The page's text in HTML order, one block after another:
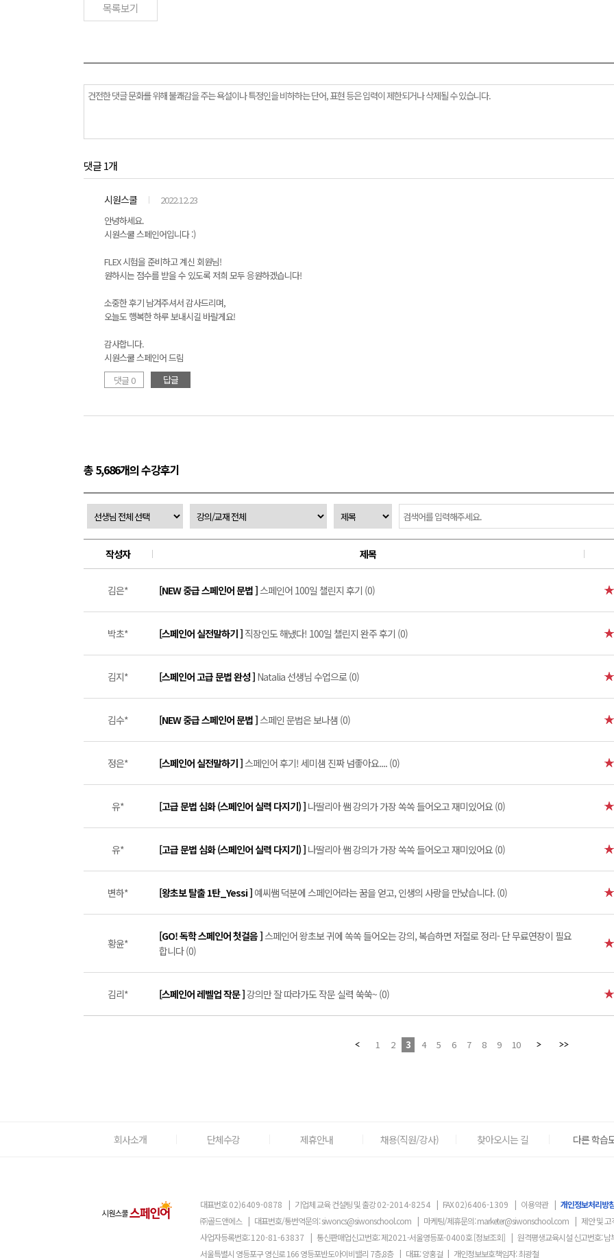
목록보기
댓글 1개
시원스쿨
2022.12.23
안녕하세요.
시원스쿨 스페인어입니다 :)
FLEX 시험을 준비하고 계신 회원님!
원하시는 점수를 받을 수 있도록 저희 모두 응원하겠습니다!
소중한 후기 남겨주셔서 감사드리며,
오늘도 행복한 하루 보내시길 바랄게요!
감사합니다.
시원스쿨 스페인어 드림
댓글 0
답글
총 5,686개의 수강후기
작성자 제목
김은* [NEW 중급 스페인어 문법 ]스페인어 100일 챌린지 후기 (0)
박초* [스페인어 실전말하기 ] 직장인도 해냈다! 100일 챌린지 완주 후기 (0)
김지* [스페인어 고급 문법 완성 ] Natalia 선생님 수업으로 (0)
김수* [NEW 중급 스페인어 문법 ]스페인 문법은 보나샘 (0)
정은* [스페인어 실전말하기 ]스페인어 후기! 세미샘 진짜 넘좋아요.... (0)
유* [고급 문법 심화 (스페인어 실력 다지기) ] 나딸리아 쌤 강의가 가장 쏙쏙 들어오고 재미있어요 (0)
유* [고급 문법 심화 (스페인어 실력 다지기) ] 나딸리아 쌤 강의가 가장 쏙쏙 들어오고 재미있어요 (0)
변하* [왕초보 탈출 1탄_Yessi ] 예씨쌤 덕분에 스페인어라는 꿈을 얻고, 인생의 사랑을 만났습니다. (0)
황윤*
[GO! 독학 스페인어 첫걸음 ]스페인어 왕초보 귀에 쏙쏙 들어오는 강의, 복습하면 저절로 정리- 단 무료연장이 필요
합니다 (0)
김리* [스페인어 레벨업 작문 ]강의만 잘 따라가도 작문 실력 쑥쑥~ (0)
1 2 3 4 5 6 7 8 9 10
회사소개 단체수강 제휴안내 채용(직원/강사) 찾아오시는 길 다른 학습
대표번호02)6409-0878 | 기업체 교육 컨설팅 및 출강02-2014-8254 | FAX02)6406-1309 | 이용약관 | 개인정보처리방
㈜골드앤에스 | 대표번호/통번역문의:siwoncs@siwonschool.com | 마케팅/제휴문의:marketer@siwonschool.com | 제안 및
사업자등록번호:120-81-63837 | 통신판매업신고번호: 제2021-서울영등포-0400호[정보조회] | 원격평생교육시설 신고번호: 남
서울특별시 영등포구 영신로 166 영등포반도아이비밸리 7층,8층 | 대표: 양홍걸 | 개인정보보호책임자: 최광철